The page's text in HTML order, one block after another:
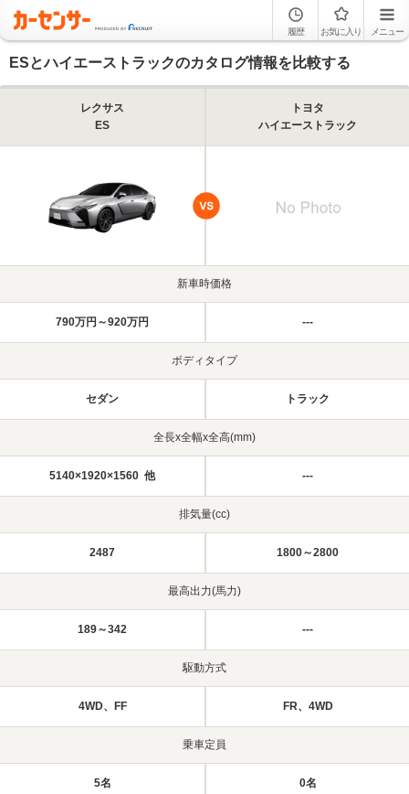
履歴 お気に入り メニュー
ESとハイエーストラックのカタログ情報を比較する
レクサス
ES
トヨタ
ハイエーストラック
新車時価格
790万円～920万円 ---
ボディタイプ
セダン トラック
全長x全幅x全高(mm)
5140×1920×1560 他 ---
排気量(cc)
2487 1800～2800
最高出力(馬力)
189～342 ---
駆動方式
4WD、FF FR、4WD
乗車定員
5名 0名